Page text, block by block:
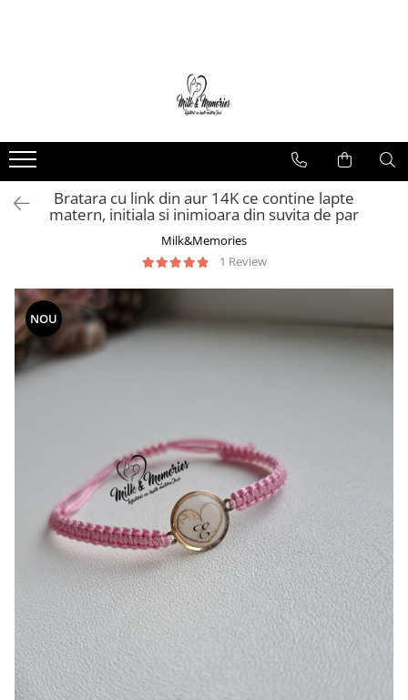
Brățări argint
Brățări șnur
Charm-uri
Cercei
Inele
Inele aur
Inele argint
Pandantive
Seturi bijuterii
Seturi din argint
Seturi din aur
Bratara cu link din aur 14K ce contine lapte
matern, initiala si inimioara din suvita de par
Milk&Memories
1 Review
NOU